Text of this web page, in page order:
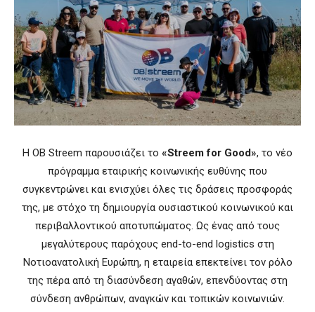
Η OB Streem παρουσιάζει το «Streem for Good», το νέο
πρόγραμμα εταιρικής κοινωνικής ευθύνης που
συγκεντρώνει και ενισχύει όλες τις δράσεις προσφοράς
της, με στόχο τη δημιουργία ουσιαστικού κοινωνικού και
περιβαλλοντικού αποτυπώματος. Ως ένας από τους
μεγαλύτερους παρόχους end-to-end logistics στη
Νοτιοανατολική Ευρώπη, η εταιρεία επεκτείνει τον ρόλο
της πέρα από τη διασύνδεση αγαθών, επενδύοντας στη
σύνδεση ανθρώπων, αναγκών και τοπικών κοινωνιών.